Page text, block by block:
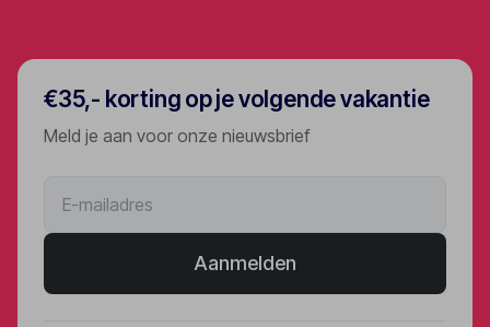
€35,- korting op je volgende vakantie
Meld je aan voor onze nieuwsbrief
Aanmelden